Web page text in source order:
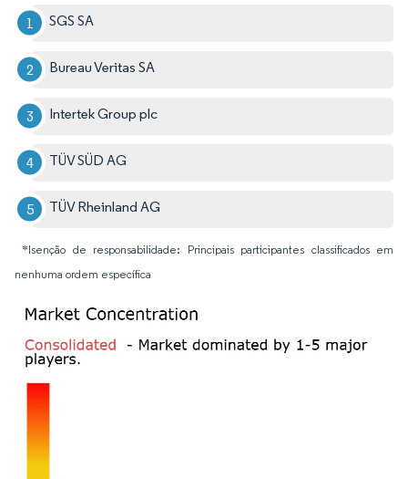
SGS SA
Bureau Veritas SA
Intertek Group plc
TÜV SÜD AG
TÜV Rheinland AG
*Isenção de responsabilidade: Principais participantes classificados em
nenhuma ordem específica